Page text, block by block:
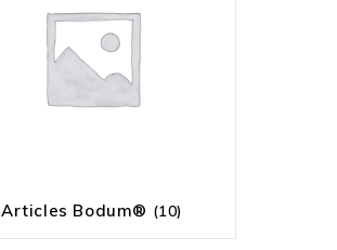
Articles Bodum® (10)